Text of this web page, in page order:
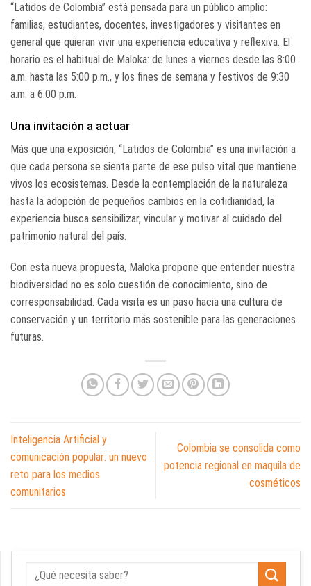
“Latidos de Colombia” está pensada para un público amplio:
familias, estudiantes, docentes, investigadores y visitantes en
general que quieran vivir una experiencia educativa y reflexiva. El
horario es el habitual de Maloka: de lunes a viernes desde las 8:00
a.m. hasta las 5:00 p.m., y los fines de semana y festivos de 9:30
a.m. a 6:00 p.m.
Una invitación a actuar
Más que una exposición, “Latidos de Colombia” es una invitación a
que cada persona se sienta parte de ese pulso vital que mantiene
vivos los ecosistemas. Desde la contemplación de la naturaleza
hasta la adopción de pequeños cambios en la cotidianidad, la
experiencia busca sensibilizar, vincular y motivar al cuidado del
patrimonio natural del país.
Con esta nueva propuesta, Maloka propone que entender nuestra
biodiversidad no es solo cuestión de conocimiento, sino de
corresponsabilidad. Cada visita es un paso hacia una cultura de
conservación y un territorio más sostenible para las generaciones
futuras.
Inteligencia Artificial y
comunicación popular: un nuevo
reto para los medios
comunitarios
Colombia se consolida como
potencia regional en maquila de
cosméticos